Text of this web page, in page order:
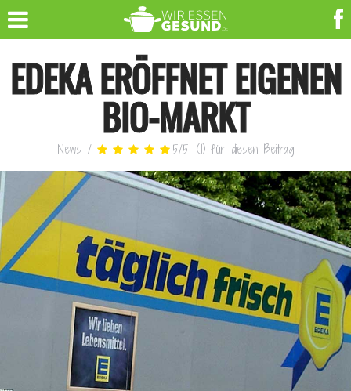
EDEKA ERÖFFNET EIGENEN
BIO-MARKT
News / 5/5 (1) für diesen Beitrag